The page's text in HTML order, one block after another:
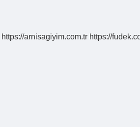
https://arnisagiyim.com.tr https://